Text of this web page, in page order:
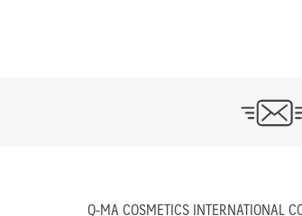
Q-MA COSMETICS INTERNATIONAL